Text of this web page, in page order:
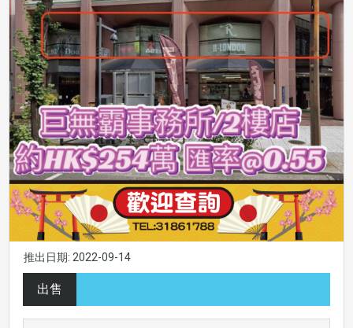
推出日期: 2022-09-14
出售